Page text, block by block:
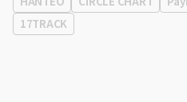
事務所住所
ソウル特別市江南区永東
17TRACK